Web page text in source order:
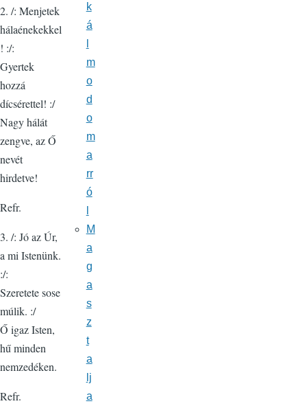
2. /: Menjetek
hálaénekekkel
! :/:
Gyertek
hozzá
dícsérettel! :/
Nagy hálát
zengve, az Ő
nevét
hirdetve!
Refr.
3. /: Jó az Úr,
a mi Istenünk.
:/:
Szeretete sose
múlik. :/
Ő igaz Isten,
hű minden
nemzedéken.
Refr.
k
á
m
o
d
o
m
a
rr
ó
M
a
g
a
s
z
t
a
lj
a